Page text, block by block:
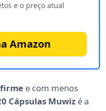
e o preço atual
Amazon
firme e com menos
Cápsulas Muwiz é a